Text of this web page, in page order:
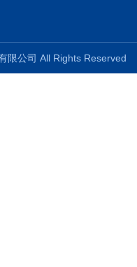
有限公司 All Rights